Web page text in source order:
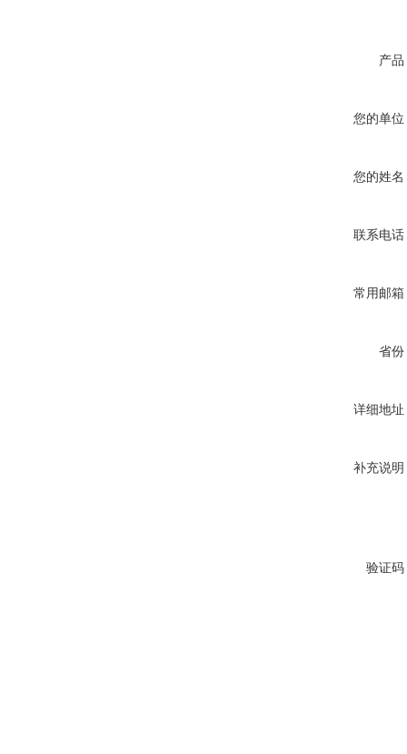
产品
您的单位
您的姓名
联系电话
常用邮箱
省份
详细地址
补充说明
验证码